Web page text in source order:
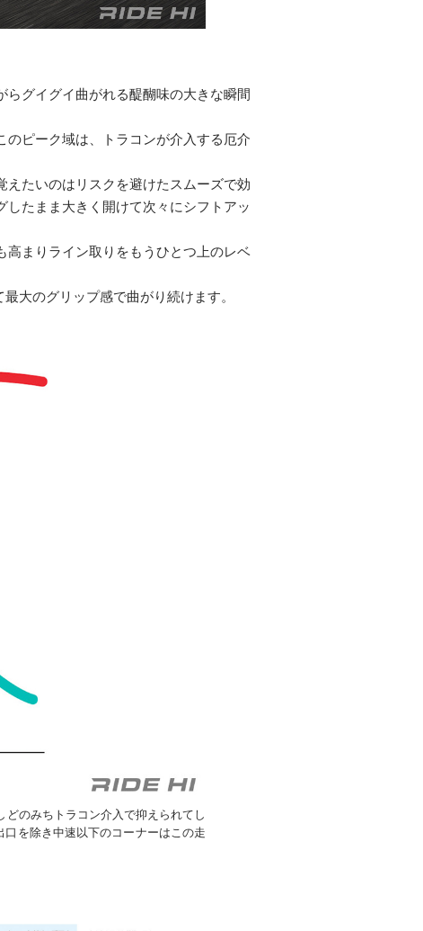
らグイグイ曲がれる醍醐味の大きな瞬間
ピーク域は、トラコンが介入する厄介
えたいのはリスクを避けたスムーズで効
たまま大きく開けて次々にシフトアッ
まりライン取りをもうひとつ上のレベ
大のグリップ感で曲がり続けます。
のみちトラコン介入で抑えられてし
を除き中速以下のコーナーはこの走